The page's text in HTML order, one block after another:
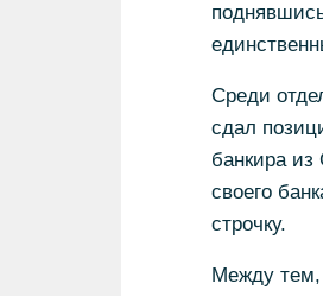
Среди
сдал
банкира
своего
строчку.
Между тем,